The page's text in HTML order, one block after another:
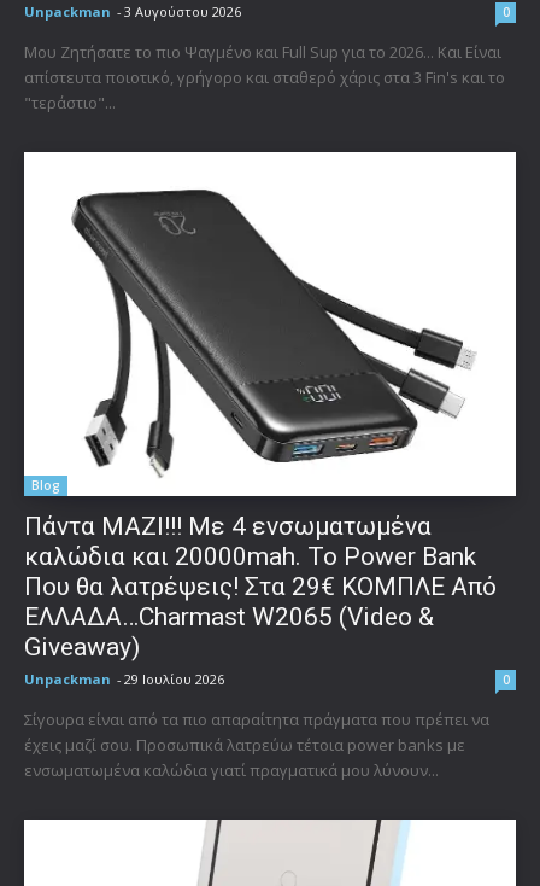
Unpackman - 3 Αυγούστου 2026 0
Μου Ζητήσατε το πιο Ψαγμένο και Full Sup για το 2026... Και Είναι
απίστευτα ποιοτικό, γρήγορο και σταθερό χάρις στα 3 Fin's και το
"τεράστιο"...
Blog
Πάντα ΜΑΖΙ!!! Με 4 ενσωματωμένα
καλώδια και 20000mah. Το Power Bank
Που θα λατρέψεις! Στα 29€ ΚΟΜΠΛΕ Από
ΕΛΛΑΔΑ…Charmast W2065 (Video &
Giveaway)
Unpackman - 29 Ιουλίου 2026 0
Σίγουρα είναι από τα πιο απαραίτητα πράγματα που πρέπει να
έχεις μαζί σου. Προσωπικά λατρεύω τέτοια power banks με
ενσωματωμένα καλώδια γιατί πραγματικά μου λύνουν...